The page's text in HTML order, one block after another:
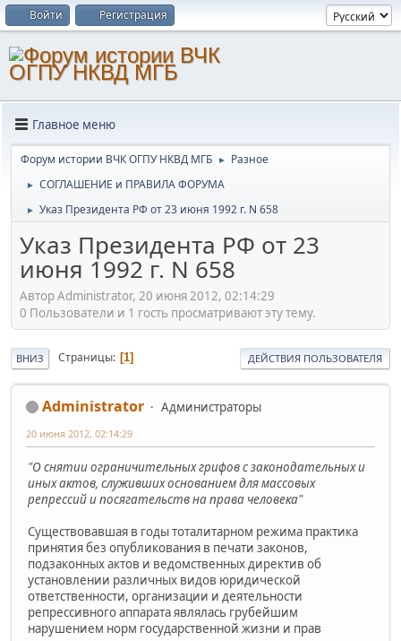
Войти Регистрация
Главное меню
Форум истории ВЧК ОГПУ НКВД МГБ ► Разное
► СОГЛАШЕНИЕ и ПРАВИЛА ФОРУМА
► Указ Президента РФ от 23 июня 1992 г. N 658
Указ Президента РФ от 23
июня 1992 г. N 658
Автор Administrator, 20 июня 2012, 02:14:29
0 Пользователи и 1 гость просматривают эту тему.
ВНИЗ Страницы 1 ДЕЙСТВИЯ ПОЛЬЗОВАТЕЛЯ
Administrator Администраторы
20 июня 2012, 02:14:29
"О снятии ограничительных грифов с законодательных и
иных актов, служивших основанием для массовых
репрессий и посягательств на права человека"
Существовавшая в годы тоталитарном режима практика
принятия без опубликования в печати законов,
подзаконных актов и ведомственных директив об
установлении различных видов юридической
ответственности, организации и деятельности
репрессивного аппарата являлась грубейшим
нарушением норм государственной жизни и прав